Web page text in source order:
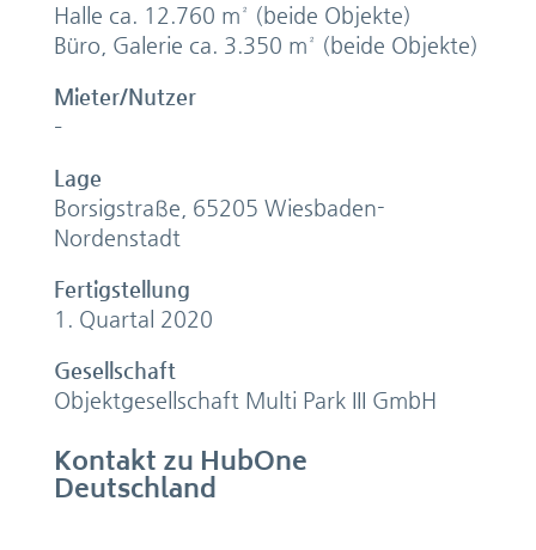
Halle ca. 12.760 m² (beide Objekte)
Büro, Galerie ca. 3.350 m² (beide Objekte)
Mieter/Nutzer
–
Lage
Borsigstraße, 65205 Wiesbaden-
Nordenstadt
Fertigstellung
1. Quartal 2020
Gesellschaft
Objektgesellschaft Multi Park III GmbH
Kontakt zu HubOne
Deutschland